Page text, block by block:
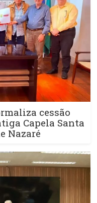
cessão
Capela Santa
Nazaré